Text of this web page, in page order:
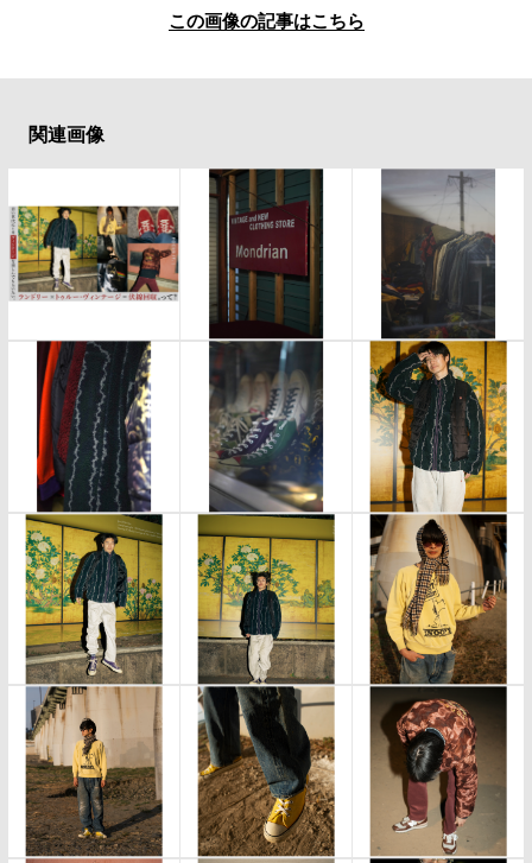
この画像の記事はこちら
関連画像